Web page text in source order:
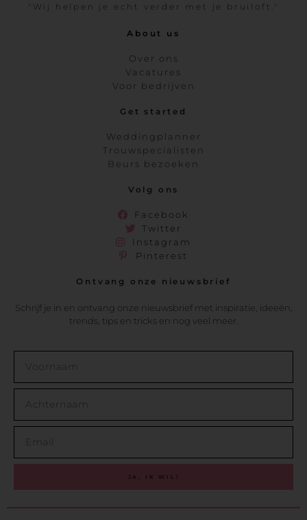
"Wij helpen je echt verder met je bruiloft."
About us
Over ons
Vacatures
Voor bedrijven
Get started
Weddingplanner
Trouwspecialisten
Beurs bezoeken
Volg ons
Facebook
Twitter
Instagram
Pinterest
Ontvang onze nieuwsbrief
Schrijf je in en ontvang onze nieuwsbrief met inspiratie, ideeën,
trends, tips en tricks en nog veel meer.
JA, IK WIL!